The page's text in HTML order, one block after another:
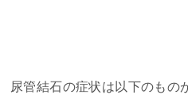
尿管結石の症状は以下のもの